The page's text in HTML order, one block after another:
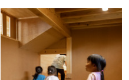
他の地域にあるモダンスタ
イルのおしゃれな地下室の
写真